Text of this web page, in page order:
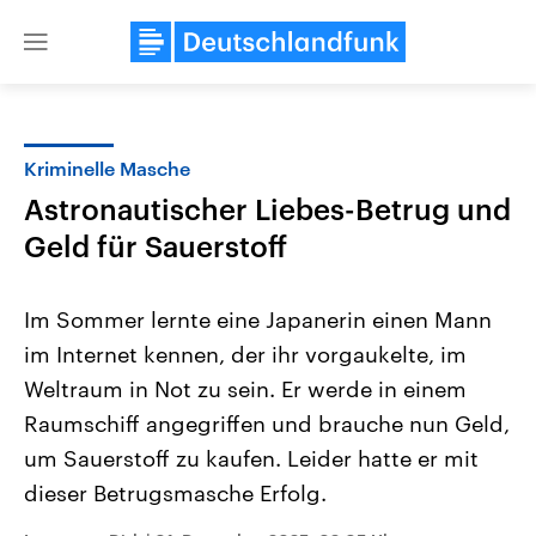
Close
USA
Aktuelle Beiträge, Analysen und
Hintergründe
gehören die Vereinigten Staaten zu
mit großem Einfluss auf das
Nahostkonflikt
Aktuelle Lage und
Der Überfall der
Oktober 2023 auf Israel
Israel möchte die Hamas
Kriminelle Masche
Astronautischer Liebes-Betrug und
Geld für Sauerstoff
Im Sommer lernte eine Japanerin einen Mann
im Internet kennen, der ihr vorgaukelte, im
Weltraum in Not zu sein. Er werde in einem
Raumschiff angegriffen und brauche nun Geld,
um Sauerstoff zu kaufen. Leider hatte er mit
dieser Betrugsmasche Erfolg.